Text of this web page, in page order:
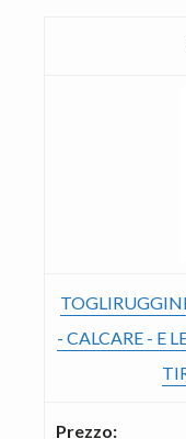
- CALCARE - E